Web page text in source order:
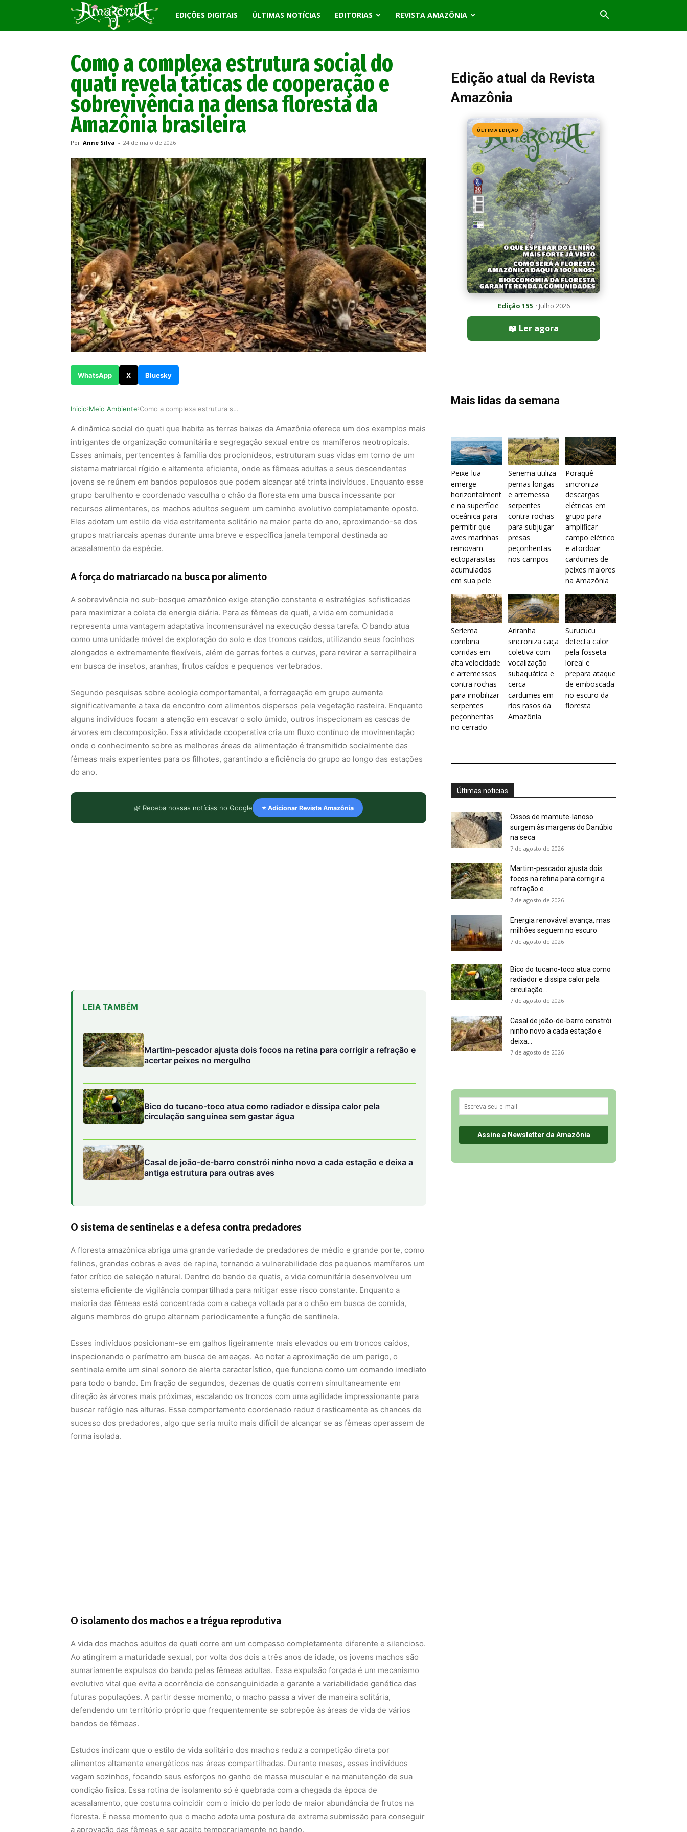
Revista
EDIÇÕES DIGITAIS ÚLTIMAS NOTÍCIAS EDITORIAS REVISTA AMAZÔNIA
Como a complexa estrutura social do
quati revela táticas de cooperação e
sobrevivência na densa floresta da
Amazônia brasileira
Por Anne Silva - 24 de maio de 2026
WhatsApp X Bluesky
Inicio›Meio Ambiente› Como a complexa estrutura social do quati revel…
A dinâmica social do quati que habita as terras baixas da Amazônia oferece um dos exemplos mais
intrigantes de organização comunitária e segregação sexual entre os mamíferos neotropicais.
Esses animais, pertencentes à família dos procionídeos, estruturam suas vidas em torno de um
sistema matriarcal rígido e altamente eficiente, onde as fêmeas adultas e seus descendentes
jovens se reúnem em bandos populosos que podem alcançar até trinta indivíduos. Enquanto esse
grupo barulhento e coordenado vasculha o chão da floresta em uma busca incessante por
recursos alimentares, os machos adultos seguem um caminho evolutivo completamente oposto.
Eles adotam um estilo de vida estritamente solitário na maior parte do ano, aproximando-se dos
grupos matriarcais apenas durante uma breve e específica janela temporal destinada ao
acasalamento da espécie.
A força do matriarcado na busca por alimento
A sobrevivência no sub-bosque amazônico exige atenção constante e estratégias sofisticadas
para maximizar a coleta de energia diária. Para as fêmeas de quati, a vida em comunidade
representa uma vantagem adaptativa incomensurável na execução dessa tarefa. O bando atua
como uma unidade móvel de exploração do solo e dos troncos caídos, utilizando seus focinhos
alongados e extremamente flexíveis, além de garras fortes e curvas, para revirar a serrapilheira
em busca de insetos, aranhas, frutos caídos e pequenos vertebrados.
Segundo pesquisas sobre ecologia comportamental, a forrageação em grupo aumenta
significativamente a taxa de encontro com alimentos dispersos pela vegetação rasteira. Enquanto
alguns indivíduos focam a atenção em escavar o solo úmido, outros inspecionam as cascas de
árvores em decomposição. Essa atividade cooperativa cria um fluxo contínuo de movimentação
onde o conhecimento sobre as melhores áreas de alimentação é transmitido socialmente das
fêmeas mais experientes para os filhotes, garantindo a eficiência do grupo ao longo das estações
do ano.
🌿 Receba nossas notícias no Google ⭐ Adicionar Revista Amazônia
LEIA TAMBÉM
Martim-pescador ajusta dois focos na retina para corrigir a refração e
acertar peixes no mergulho
Bico do tucano-toco atua como radiador e dissipa calor pela
circulação sanguínea sem gastar água
Casal de joão-de-barro constrói ninho novo a cada estação e deixa a
antiga estrutura para outras aves
O sistema de sentinelas e a defesa contra predadores
A floresta amazônica abriga uma grande variedade de predadores de médio e grande porte, como
felinos, grandes cobras e aves de rapina, tornando a vulnerabilidade dos pequenos mamíferos um
fator crítico de seleção natural. Dentro do bando de quatis, a vida comunitária desenvolveu um
sistema eficiente de vigilância compartilhada para mitigar esse risco constante. Enquanto a
maioria das fêmeas está concentrada com a cabeça voltada para o chão em busca de comida,
alguns membros do grupo alternam periodicamente a função de sentinela.
Esses indivíduos posicionam-se em galhos ligeiramente mais elevados ou em troncos caídos,
inspecionando o perímetro em busca de ameaças. Ao notar a aproximação de um perigo, o
sentinela emite um sinal sonoro de alerta característico, que funciona como um comando imediato
para todo o bando. Em fração de segundos, dezenas de quatis correm simultaneamente em
direção às árvores mais próximas, escalando os troncos com uma agilidade impressionante para
buscar refúgio nas alturas. Esse comportamento coordenado reduz drasticamente as chances de
sucesso dos predadores, algo que seria muito mais difícil de alcançar se as fêmeas operassem de
forma isolada.
O isolamento dos machos e a trégua reprodutiva
A vida dos machos adultos de quati corre em um compasso completamente diferente e silencioso.
Ao atingirem a maturidade sexual, por volta dos dois a três anos de idade, os jovens machos são
sumariamente expulsos do bando pelas fêmeas adultas. Essa expulsão forçada é um mecanismo
evolutivo vital que evita a ocorrência de consanguinidade e garante a variabilidade genética das
futuras populações. A partir desse momento, o macho passa a viver de maneira solitária,
defendendo um território próprio que frequentemente se sobrepõe às áreas de vida de vários
bandos de fêmeas.
Estudos indicam que o estilo de vida solitário dos machos reduz a competição direta por
alimentos altamente energéticos nas áreas compartilhadas. Durante meses, esses indivíduos
vagam sozinhos, focando seus esforços no ganho de massa muscular e na manutenção de sua
condição física. Essa rotina de isolamento só é quebrada com a chegada da época de
acasalamento, que costuma coincidir com o início do período de maior abundância de frutos na
floresta. É nesse momento que o macho adota uma postura de extrema submissão para conseguir
a aprovação das fêmeas e ser aceito temporariamente no bando.
Edição atual da Revista
Amazônia
ÚLTIMA EDIÇÃO
Edição 155· Julho 2026
📖 Ler agora
Mais lidas da semana
Peixe-lua
emerge
horizontalment
e na superfície
oceânica para
permitir que
aves marinhas
removam
ectoparasitas
acumulados
em sua pele
Seriema utiliza
pernas longas
e arremessa
serpentes
contra rochas
para subjugar
presas
peçonhentas
nos campos
Poraquê
sincroniza
descargas
elétricas em
grupo para
amplificar
campo elétrico
e atordoar
cardumes de
peixes maiores
na Amazônia
Seriema
combina
corridas em
alta velocidade
e arremessos
contra rochas
para imobilizar
serpentes
peçonhentas
no cerrado
Ariranha
sincroniza caça
coletiva com
vocalização
subaquática e
cerca
cardumes em
rios rasos da
Amazônia
Surucucu
detecta calor
pela fosseta
loreal e
prepara ataque
de emboscada
no escuro da
floresta
Últimas noticias
Ossos de mamute-lanoso
surgem às margens do Danúbio
na seca
7 de agosto de 2026
Martim-pescador ajusta dois
focos na retina para corrigir a
refração e...
7 de agosto de 2026
Energia renovável avança, mas
milhões seguem no escuro
7 de agosto de 2026
Bico do tucano-toco atua como
radiador e dissipa calor pela
circulação...
7 de agosto de 2026
Casal de joão-de-barro constrói
ninho novo a cada estação e
deixa...
7 de agosto de 2026